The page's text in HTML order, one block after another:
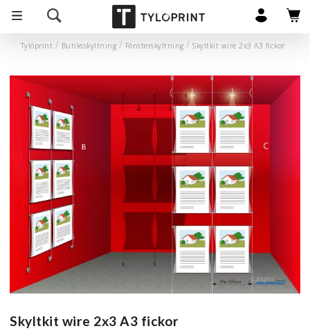
Tylöprint Butiksskyltning Fönsterskyltning Skyltkit wire 2x3 A3 fickor
Skyltkit wire 2x3 A3 fickor